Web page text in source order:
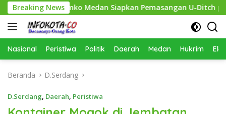
Langsung
ke
konten
Breaking News
Pemko Medan Siapkan Pemasangan U-Ditch pada 2027
Nasional Peristiwa Politik Daerah Medan Hukrim
Beranda D.Serdang
D.Serdang, Daerah, Peristiwa